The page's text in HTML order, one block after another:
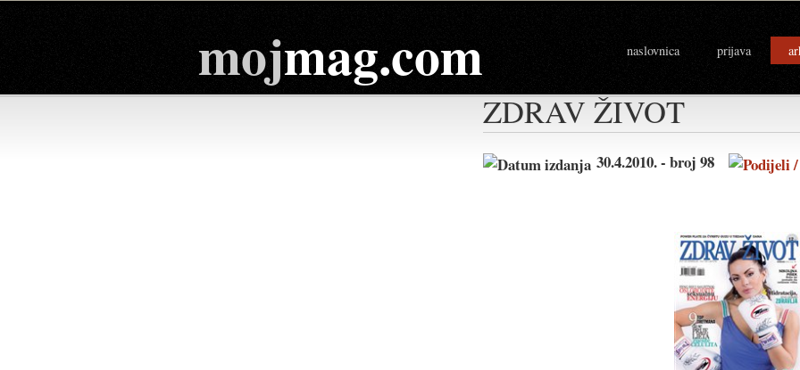
mojmag.com naslovnica prijava
ZDRAV ŽIVOT
30.4.2010. - broj 98